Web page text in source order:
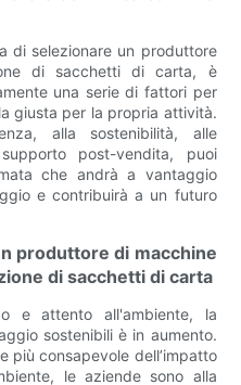
di selezionare un produttore
di sacchetti di carta, è
una serie di fattori per
giusta per la propria attività.
alla sostenibilità, alle
post-vendita, puoi
che andrà a vantaggio
e contribuirà a un futuro
produttore di macchine
di sacchetti di carta
e attento all'ambiente, la
sostenibili è in aumento.
più consapevole dell’impatto
le aziende sono alla